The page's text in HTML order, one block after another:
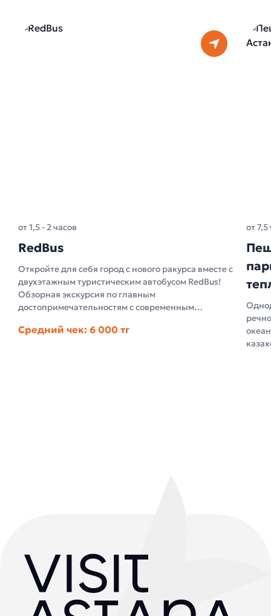
от 1,5 - 2 часов
RedBus
Откройте для себя город с нового ракурса вместе с
двухэтажным туристическим автобусом RedBus!
Обзорная экскурсия по главным
достопримечательностям с современным
и яркие впечатления под открытым небом.
Средний чек: 6 000 тг
от 7,5